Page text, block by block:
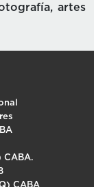
artes
CABA.
CABA